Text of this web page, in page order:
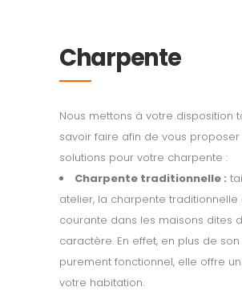
Charpente
Nous mettons à votre disposition
savoir faire afin de vous
solutions pour votre charpente :
Charpente traditionnelle :
atelier, la charpente traditionnelle
courante dans les maisons dites
caractère. En effet, en plus de
purement fonctionnel, elle offre
votre habitation.